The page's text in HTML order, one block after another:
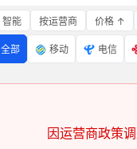
智能 按运营商 价格 ↑
全部 移动 电信
因运营商政策